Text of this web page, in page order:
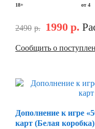
18+
от 4
2490 р. 1990 р.
Сообщить о
Скидка
Дополнение к игре
карт (Белая коробка)